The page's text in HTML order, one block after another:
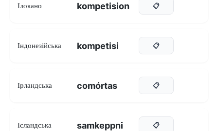
Ілокано kompetision 📋
Індонезійська kompetisi 📋
Ірландська comórtas 📋
Ісландська samkeppni 📋